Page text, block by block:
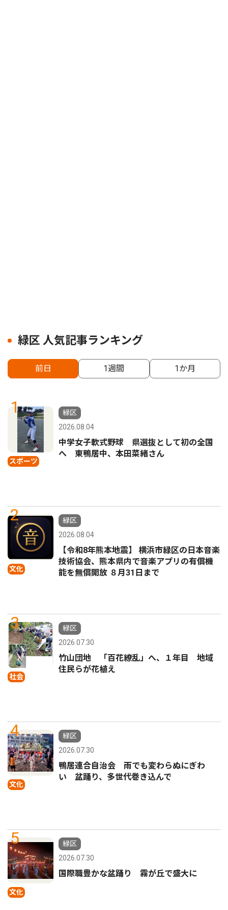
緑区 人気記事ランキング
前日 1週間 1か月
1
スポーツ
緑区
2026.08.04
中学女子軟式野球 県選抜として初の全国
へ 東鴨居中、本田菜緒さん
2
文化
緑区
2026.08.04
【令和8年熊本地震】 横浜市緑区の日本音楽
技術協会、熊本県内で音楽アプリの有償機
能を無償開放 ８月31日まで
3
社会
緑区
2026.07.30
竹山団地 「百花繚乱」へ、１年目 地域
住民らが花植え
4
文化
緑区
2026.07.30
鴨居連合自治会 雨でも変わらぬにぎわ
い 盆踊り、多世代巻き込んで
5
文化
緑区
2026.07.30
国際職豊かな盆踊り 霧が丘で盛大に